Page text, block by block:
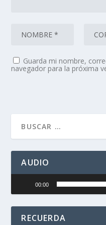
Guarda mi nombre,
navegador para la próxima
AUDIO
de
00:00
RECUERDA